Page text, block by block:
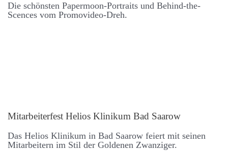
Die schönsten Paper­moon-Portraits und Behind-the-
Scences vom Promo­video-Dreh.
Mit­arbeiter­fest Helios Klinikum Bad Saarow
Das Helios Klinikum in Bad Saarow feiert mit seinen
Mit­arbeitern im Stil der Goldenen Zwanziger.